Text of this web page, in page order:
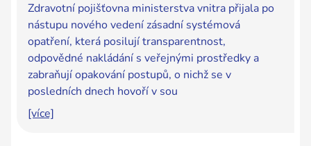
Zdravotní pojišťovna ministerstva vnitra přijala po
nástupu nového vedení zásadní systémová
opatření, která posilují transparentnost,
odpovědné nakládání s veřejnými prostředky a
zabraňují opakování postupů, o nichž se v
posledních dnech hovoří v sou
[více]